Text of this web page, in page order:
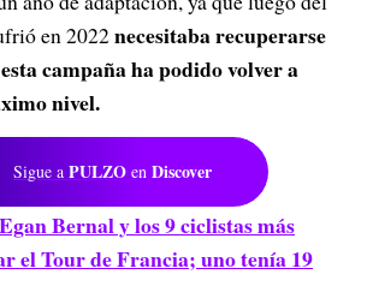
en 2022necesitaba recuperarse
campaña ha podido volver a
nivel.
Sigue a PULZO en Discover
Egan Bernal y los 9 ciclistas más
el Tour de Francia; uno tenía 19